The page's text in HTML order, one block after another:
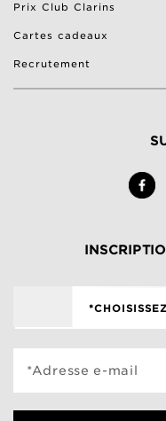
Prix Club Clarins
Cartes cadeaux
Recrutement
*Adresse e-mail